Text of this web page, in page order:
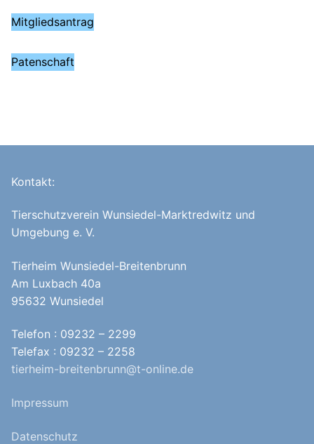
Mitgliedsantrag
Patenschaft
Kontakt:
Tierschutzverein Wunsiedel-Marktredwitz und
Umgebung e. V.
Tierheim Wunsiedel-Breitenbrunn
Am Luxbach 40a
95632 Wunsiedel
Telefon : 09232 – 2299
Telefax : 09232 – 2258
tierheim-breitenbrunn@t-online.de
Impressum
Datenschutz